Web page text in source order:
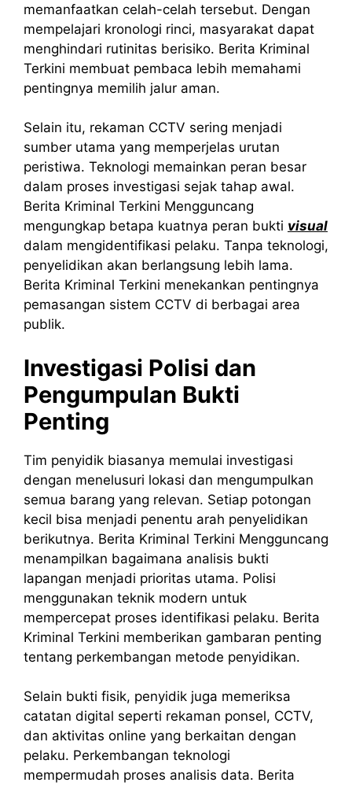
memanfaatkan celah-celah tersebut. Dengan
mempelajari kronologi rinci, masyarakat dapat
menghindari rutinitas berisiko. Berita Kriminal
Terkini membuat pembaca lebih memahami
pentingnya memilih jalur aman.
Selain itu, rekaman CCTV sering menjadi
sumber utama yang memperjelas urutan
peristiwa. Teknologi memainkan peran besar
dalam proses investigasi sejak tahap awal.
Berita Kriminal Terkini Mengguncang
mengungkap betapa kuatnya peran bukti visual
dalam mengidentifikasi pelaku. Tanpa teknologi,
penyelidikan akan berlangsung lebih lama.
Berita Kriminal Terkini menekankan pentingnya
pemasangan sistem CCTV di berbagai area
publik.
Investigasi Polisi dan
Pengumpulan Bukti
Penting
Tim penyidik biasanya memulai investigasi
dengan menelusuri lokasi dan mengumpulkan
semua barang yang relevan. Setiap potongan
kecil bisa menjadi penentu arah penyelidikan
berikutnya. Berita Kriminal Terkini Mengguncang
menampilkan bagaimana analisis bukti
lapangan menjadi prioritas utama. Polisi
menggunakan teknik modern untuk
mempercepat proses identifikasi pelaku. Berita
Kriminal Terkini memberikan gambaran penting
tentang perkembangan metode penyidikan.
Selain bukti fisik, penyidik juga memeriksa
catatan digital seperti rekaman ponsel, CCTV,
dan aktivitas online yang berkaitan dengan
pelaku. Perkembangan teknologi
mempermudah proses analisis data. Berita